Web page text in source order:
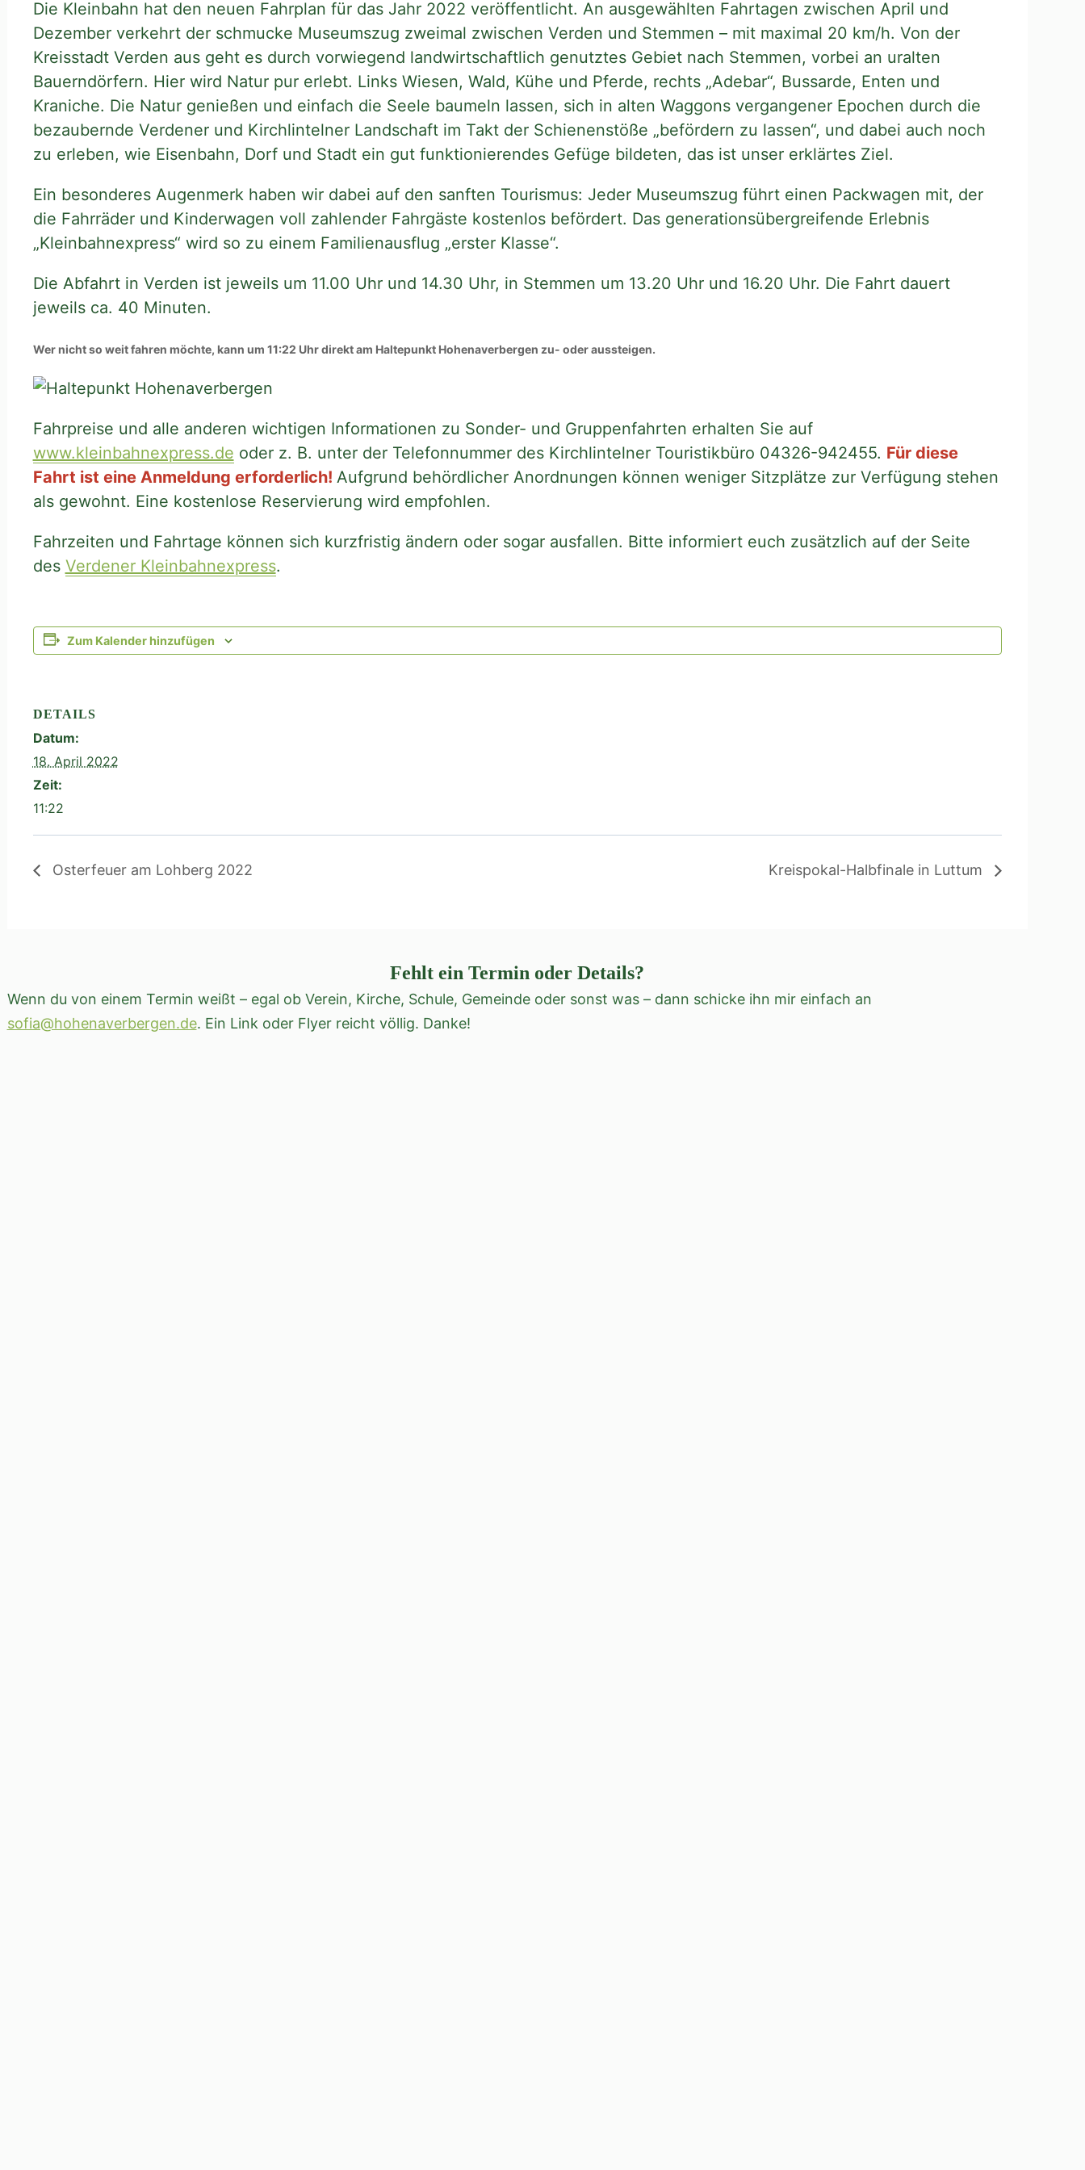
Die Kleinbahn hat den neuen Fahrplan für das Jahr 2022 veröffentlicht. An ausgewählten Fahrtagen zwischen April und
Dezember verkehrt der schmucke Museumszug zweimal zwischen Verden und Stemmen – mit maximal 20 km/h. Von der
Kreisstadt Verden aus geht es durch vorwiegend landwirtschaftlich genutztes Gebiet nach Stemmen, vorbei an uralten
Bauerndörfern. Hier wird Natur pur erlebt. Links Wiesen, Wald, Kühe und Pferde, rechts „Adebar“, Bussarde, Enten und
Kraniche. Die Natur genießen und einfach die Seele baumeln lassen, sich in alten Waggons vergangener Epochen durch die
bezaubernde Verdener und Kirchlintelner Landschaft im Takt der Schienenstöße „befördern zu lassen“, und dabei auch noch
zu erleben, wie Eisenbahn, Dorf und Stadt ein gut funktionierendes Gefüge bildeten, das ist unser erklärtes Ziel.
Ein besonderes Augenmerk haben wir dabei auf den sanften Tourismus: Jeder Museumszug führt einen Packwagen mit, der
die Fahrräder und Kinderwagen voll zahlender Fahrgäste kostenlos befördert. Das generationsübergreifende Erlebnis
„Kleinbahnexpress“ wird so zu einem Familienausflug „erster Klasse“.
Die Abfahrt in Verden ist jeweils um 11.00 Uhr und 14.30 Uhr, in Stemmen um 13.20 Uhr und 16.20 Uhr. Die Fahrt dauert
jeweils ca. 40 Minuten.
Wer nicht so weit fahren möchte, kann um 11:22 Uhr direkt am Haltepunkt Hohenaverbergen zu- oder aussteigen.
Fahrpreise und alle anderen wichtigen Informationen zu Sonder- und Gruppenfahrten erhalten Sie auf
www.kleinbahnexpress.de oder z. B. unter der Telefonnummer des Kirchlintelner Touristikbüro 04326-942455. Für diese
Fahrt ist eine Anmeldung erforderlich! Aufgrund behördlicher Anordnungen können weniger Sitzplätze zur Verfügung stehen
als gewohnt. Eine kostenlose Reservierung wird empfohlen.
Fahrzeiten und Fahrtage können sich kurzfristig ändern oder sogar ausfallen. Bitte informiert euch zusätzlich auf der Seite
des Verdener Kleinbahnexpress.
Zum Kalender hinzufügen
DETAILS
Datum:
18. April 2022
Zeit:
11:22
Osterfeuer am Lohberg 2022 Kreispokal-Halbfinale in Luttum
Fehlt ein Termin oder Details?
Wenn du von einem Termin weißt – egal ob Verein, Kirche, Schule, Gemeinde oder sonst was – dann schicke ihn mir einfach an
sofia@hohenaverbergen.de. Ein Link oder Flyer reicht völlig. Danke!